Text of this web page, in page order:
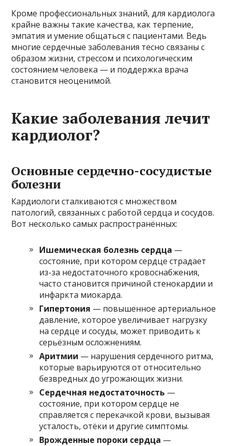
Кроме профессиональных знаний, для кардиолога
крайне важны такие качества, как терпение,
эмпатия и умение общаться с пациентами. Ведь
многие сердечные заболевания тесно связаны с
образом жизни, стрессом и психологическим
состоянием человека — и поддержка врача
становится неоценимой.
Какие заболевания лечит
кардиолог?
Основные сердечно-сосудистые
болезни
Кардиологи сталкиваются с множеством
патологий, связанных с работой сердца и сосудов.
Вот несколько самых распространённых:
Ишемическая болезнь сердца —
состояние, при котором сердце страдает
из-за недостаточного кровоснабжения,
часто становится причиной стенокардии и
инфаркта миокарда.
Гипертония — повышенное артериальное
давление, которое увеличивает нагрузку
на сердце и сосуды, может приводить к
серьёзным осложнениям.
Аритмии — нарушения сердечного ритма,
которые варьируются от относительно
безвредных до угрожающих жизни.
Сердечная недостаточность —
состояние, при котором сердце не
справляется с перекачкой крови, вызывая
усталость, отёки и другие симптомы.
Врожденные пороки сердца —